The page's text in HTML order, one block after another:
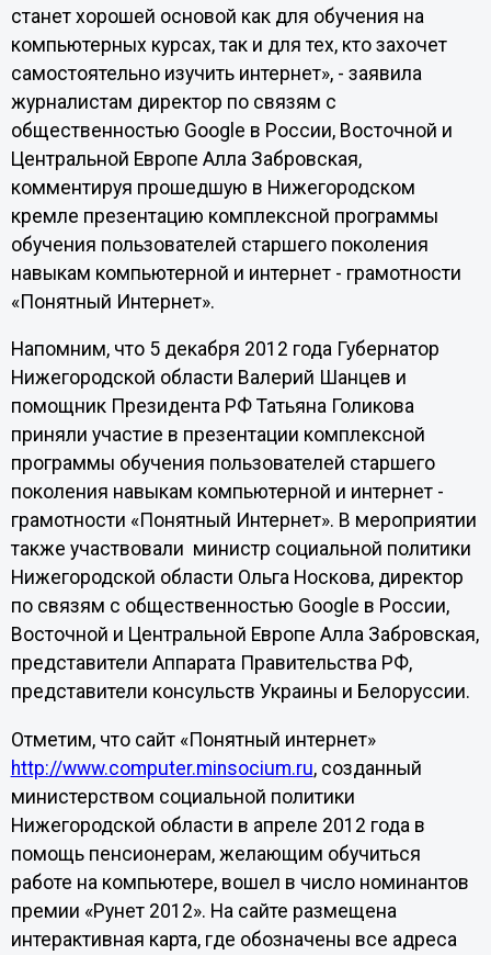
станет хорошей основой как для обучения на
компьютерных курсах, так и для тех, кто захочет
самостоятельно изучить интернет», - заявила
журналистам директор по связям с
общественностью Google в России, Восточной и
Центральной Европе Алла Забровская,
комментируя прошедшую в Нижегородском
кремле презентацию комплексной программы
обучения пользователей старшего поколения
навыкам компьютерной и интернет - грамотности
«Понятный Интернет».
Напомним, что 5 декабря 2012 года Губернатор
Нижегородской области Валерий Шанцев и
помощник Президента РФ Татьяна Голикова
приняли участие в презентации комплексной
программы обучения пользователей старшего
поколения навыкам компьютерной и интернет -
грамотности «Понятный Интернет». В мероприятии
также участвовали министр социальной политики
Нижегородской области Ольга Носкова, директор
по связям с общественностью Google в России,
Восточной и Центральной Европе Алла Забровская,
представители Аппарата Правительства РФ,
представители консульств Украины и Белоруссии.
Отметим, что сайт «Понятный интернет»
http://www.computer.minsocium.ru, созданный
министерством социальной политики
Нижегородской области в апреле 2012 года в
помощь пенсионерам, желающим обучиться
работе на компьютере, вошел в число номинантов
премии «Рунет 2012». На сайте размещена
интерактивная карта, где обозначены все адреса